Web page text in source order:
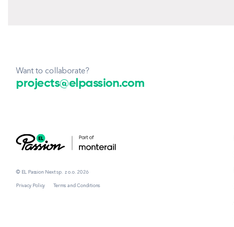
Want to collaborate?
projects@elpassion.com
© EL Passion Next sp. z o.o. 2026
Privacy Policy Terms and Conditions